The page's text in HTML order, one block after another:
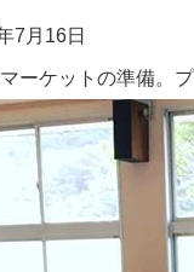
7月16日
ーケットの準備。